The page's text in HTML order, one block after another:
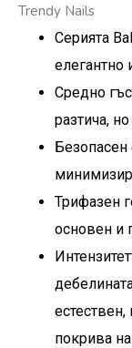
Trendy Nails
Серията
елегантно
Средно
разтича,
Безопасен
Трифазен
основен и
покрива